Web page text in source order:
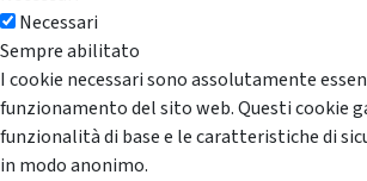
Necessari
Sempre abilitato
I cookie necessari sono assolutamente
funzionamento del sito web. Questi cookie
funzionalità di base e le caratteristiche di
in modo anonimo.